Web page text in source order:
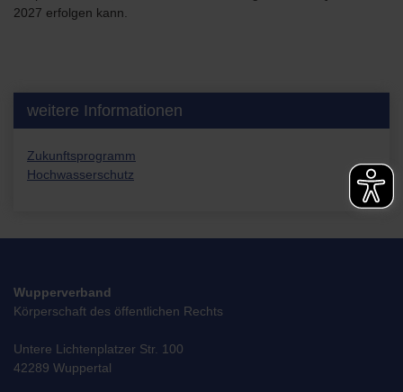
2027 erfolgen kann.
weitere Informationen
Zukunftsprogramm
Hochwasserschutz
Wupperverband
Körperschaft des öffentlichen Rechts
Untere Lichtenplatzer Str. 100
42289 Wuppertal